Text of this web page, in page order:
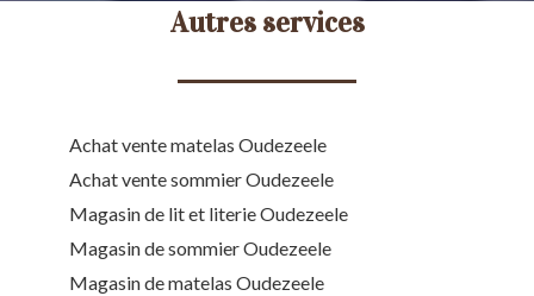
Autres services
Achat vente matelas Oudezeele
Achat vente sommier Oudezeele
Magasin de lit et literie Oudezeele
Magasin de sommier Oudezeele
Magasin de matelas Oudezeele